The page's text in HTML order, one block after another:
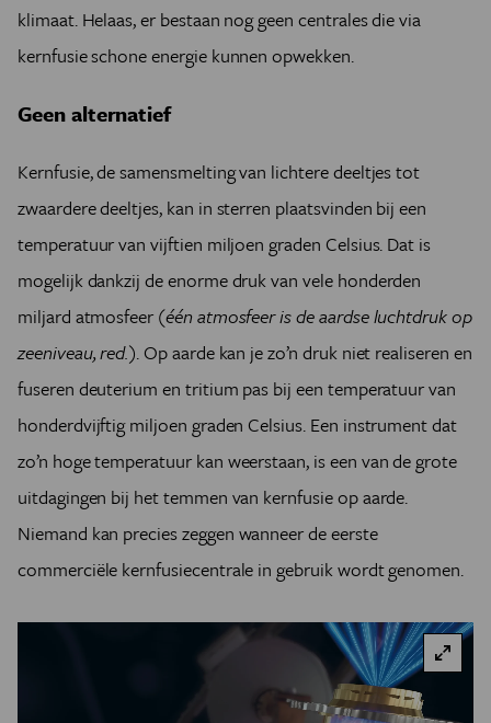
klimaat. Helaas, er bestaan nog geen centrales die via
kernfusie schone energie kunnen opwekken.
Geen alternatief
Kernfusie, de samensmelting van lichtere deeltjes tot
zwaardere deeltjes, kan in sterren plaatsvinden bij een
temperatuur van vijftien miljoen graden Celsius. Dat is
mogelijk dankzij de enorme druk van vele honderden
miljard atmosfeer (één atmosfeer is de aardse luchtdruk op
zeeniveau, red.). Op aarde kan je zo’n druk niet realiseren en
fuseren deuterium en tritium pas bij een temperatuur van
honderdvijftig miljoen graden Celsius. Een instrument dat
zo’n hoge temperatuur kan weerstaan, is een van de grote
uitdagingen bij het temmen van kernfusie op aarde.
Niemand kan precies zeggen wanneer de eerste
commerciële kernfusiecentrale in gebruik wordt genomen.